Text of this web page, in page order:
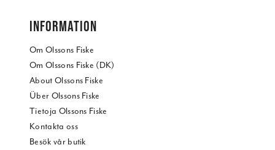
INFORMATION
Om Olssons Fiske
Om Olssons Fiske (DK)
About Olssons Fiske
Über Olssons Fiske
Tietoja Olssons Fiske
Kontakta oss
Besök vår butik